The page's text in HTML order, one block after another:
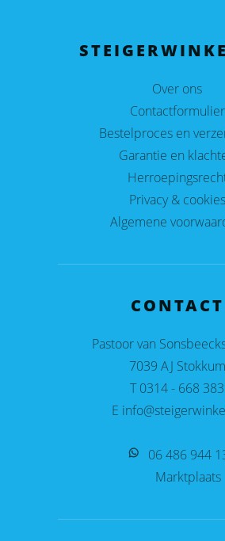
Over ons
Contactformulier
Bestelproces en
Garantie en
Privacy & cookies
Algemene
CONTACT
Pastoor van
7039 AJ Stokkum
T 0314 - 668 383
E
06 486 944
Marktplaats